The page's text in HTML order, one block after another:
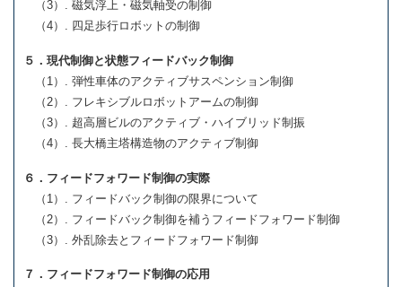
（3）. 磁気浮上・磁気軸受の制御
（4）. 四足歩行ロボットの制御
５．現代制御と状態フィードバック制御
（1）. 弾性車体のアクティブサスペンション制御
（2）. フレキシブルロボットアームの制御
（3）. 超高層ビルのアクティブ・ハイブリッド制振
（4）. 長大橋主塔構造物のアクティブ制御
６．フィードフォワード制御の実際
（1）. フィードバック制御の限界について
（2）. フィードバック制御を補うフィードフォワード制御
（3）. 外乱除去とフィードフォワード制御
７．フィードフォワード制御の応用